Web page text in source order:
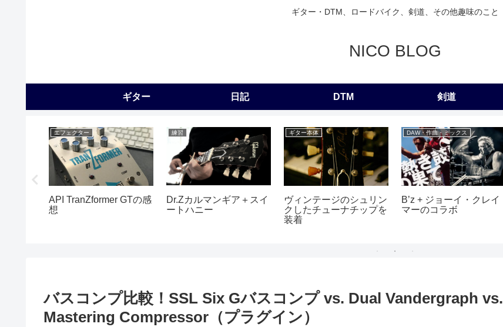
ギター・DTM、ロードバイク、剣道、その他趣味のこと
NICO BLOG
ギター 日記 DTM 剣道
エフェクター
API TranZformer GTの感
想
練習
Dr.Zカルマンギア＋スイ
ートハニー
ギター本体
ヴィンテージのシュリン
クしたチューナチップを
装着
DAW・作曲・ミックス
B’z + ジョーイ・クレイ
マーのコラボ
バスコンプ比較！SSL Six Gバスコンプ vs. Dual Vandergraph vs.
Mastering Compressor（プラグイン）